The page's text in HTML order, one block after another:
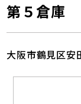
第５倉庫
大阪市鶴見区